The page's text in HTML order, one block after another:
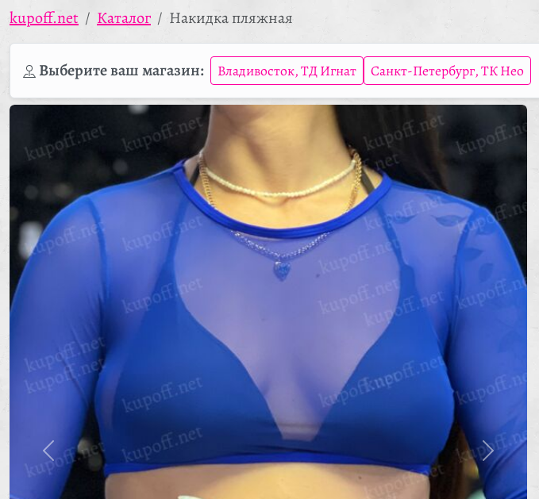
kupoff.net Каталог Накидка пляжная
Выберите ваш магазин: Владивосток, ТД Игнат Санкт-Петербург, ТК Нео